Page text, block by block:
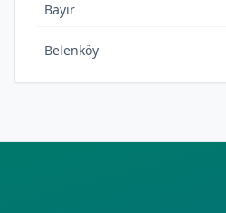
Bayır
Belenköy